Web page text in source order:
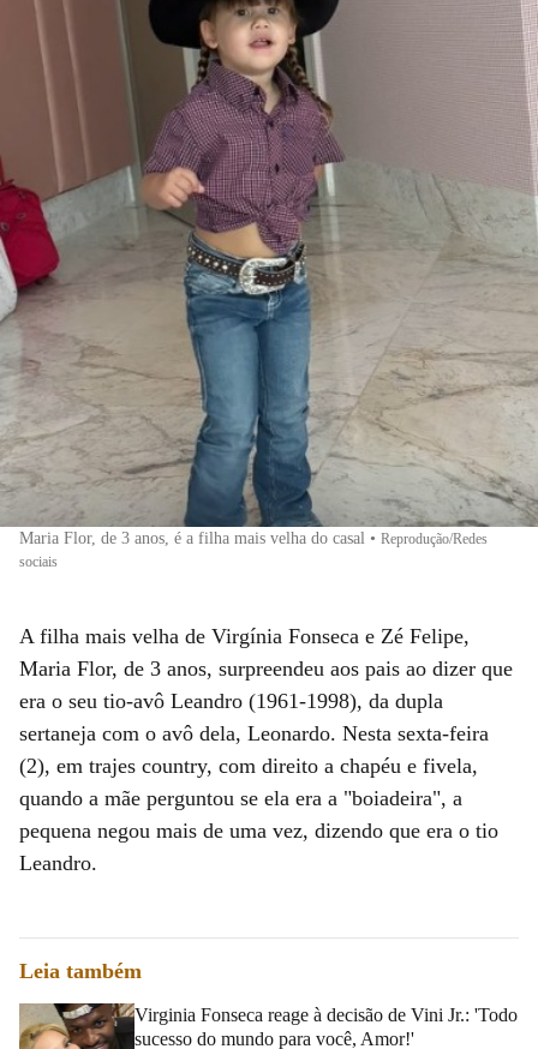
Maria Flor, de 3 anos, é a filha mais velha do casal • Reprodução/Redes
sociais
A filha mais velha de Virgínia Fonseca e Zé Felipe,
Maria Flor, de 3 anos, surpreendeu aos pais ao dizer que
era o seu tio-avô Leandro (1961-1998), da dupla
sertaneja com o avô dela, Leonardo. Nesta sexta-feira
(2), em trajes country, com direito a chapéu e fivela,
quando a mãe perguntou se ela era a "boiadeira", a
pequena negou mais de uma vez, dizendo que era o tio
Leandro.
Leia também
Virginia Fonseca reage à decisão de Vini Jr.: 'Todo
sucesso do mundo para você, Amor!'